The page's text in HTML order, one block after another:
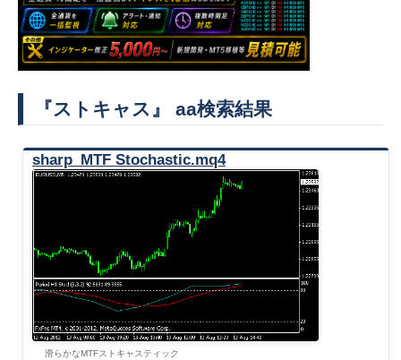
『ストキャス』 aa検索結果
sharp_MTF Stochastic.mq4
滑らかなMTFストキャスティック